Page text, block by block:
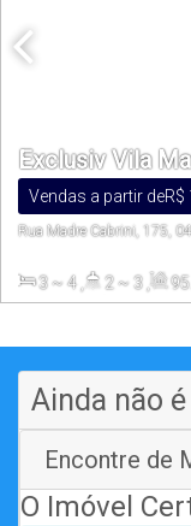
Exclusiv Vila
R$
Vendas a partir de
Rua Madre Cabrini, 175,
3 ~ 4 , 2 ~ 3 , 95
153.00m², 4640.00
Ainda não
Encontre de
O Imóvel